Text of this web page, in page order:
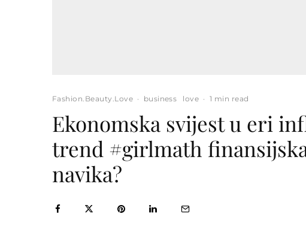
Fashion.Beauty.Love · business love · 1 min read
Ekonomska svijest u eri
trend #girlmath
navika?